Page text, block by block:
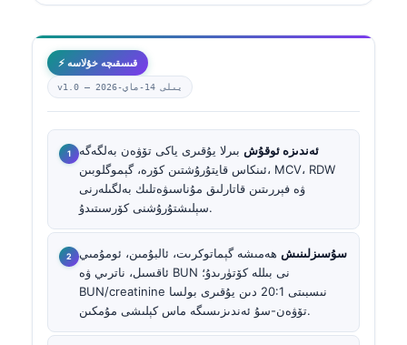
⚡ قىسقىچە خۇلاسە
v1.0 — 2026-يىلى 14-ماي
ئەندىزە ئوقۇش بىرلا يۇقىرى ياكى تۆۋەن بەلگەگە
ئىنكاس قايتۇرۇشتىن كۆرە، گېموگلوبىن، MCV، RDW
ۋە فېررىتىن قاتارلىق مۇناسىۋەتلىك بەلگىلەرنى
سېلىشتۇرۇشنى كۆرسىتىدۇ.
سۇسىزلىنىش ھەمىشە گېماتوكرىت، ئالبۇمىن، ئومۇمىي
ئاقسىل، ناترىي ۋە BUN نى بىللە كۆتۈرىدۇ؛
BUN/creatinine نىسبىتى 20:1 دىن يۇقىرى بولسا
تۆۋەن-سۇ ئەندىزىسىگە ماس كېلىشى مۇمكىن.